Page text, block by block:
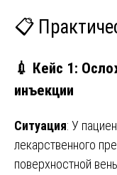
📋
💉 Кейс 1:
инъекции
Ситуация: У
лекарственного
поверхностной